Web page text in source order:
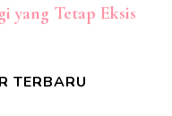
yang Tetap Eksis
TERBARU